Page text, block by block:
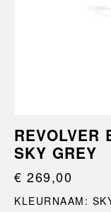
REVOLVER
SKY GREY
€ 269,00
KLEURNAAM: